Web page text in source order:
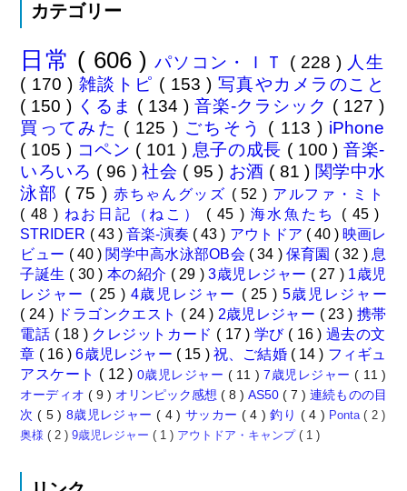
カテゴリー
日常 ( 606 )パソコン・ＩＴ ( 228 ) 人生
( 170 ) 雑談トピ ( 153 ) 写真やカメラのこと
( 150 ) くるま ( 134 ) 音楽-クラシック ( 127 )
買ってみた ( 125 ) ごちそう ( 113 ) iPhone
( 105 ) コペン ( 101 ) 息子の成長 ( 100 )音楽-
いろいろ ( 96 )社会 ( 95 ) お酒 ( 81 ) 関学中水
泳部 ( 75 ) 赤ちゃんグッズ ( 52 ) アルファ・ミト
( 48 ) ねお日記（ねこ） ( 45 ) 海水魚たち ( 45 )
STRIDER ( 43 ) 音楽-演奏 ( 43 ) アウトドア ( 40 ) 映画レ
ビュー ( 40 ) 関学中高水泳部OB会 ( 34 ) 保育園 ( 32 ) 息
子誕生 ( 30 ) 本の紹介 ( 29 )3歳児レジャー ( 27 ) 1歳児
レジャー ( 25 ) 4歳児レジャー ( 25 ) 5歳児レジャー
( 24 ) ドラゴンクエスト ( 24 ) 2歳児レジャー ( 23 ) 携帯
電話 ( 18 ) クレジットカード ( 17 ) 学び ( 16 ) 過去の文
章 ( 16 )6歳児レジャー ( 15 ) 祝、ご結婚 ( 14 ) フィギュ
アスケート ( 12 ) 0歳児レジャー ( 11 )7歳児レジャー( 11 )
オーディオ ( 9 ) オリンピック感想( 8 )AS50( 7 )連続ものの目
次( 5 ) 8歳児レジャー( 4 ) サッカー ( 4 )釣り ( 4 ) Ponta( 2 )
奥様( 2 )9歳児レジャー( 1 ) アウトドア・キャンプ( 1 )